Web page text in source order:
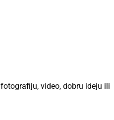
video, dobru ideju ili